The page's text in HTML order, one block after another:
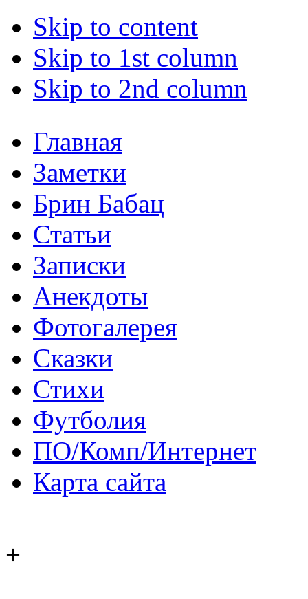
Skip to content
Skip to 1st column
Skip to 2nd column
Главная
Заметки
Брин Бабац
Статьи
Записки
Анекдоты
Фотогалерея
Сказки
Стихи
Футболия
ПО/Комп/Интернет
Карта сайта
+